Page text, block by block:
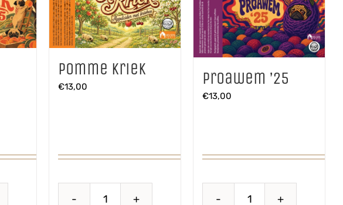
Pomme Kriek
€13,00 Proawem ’25
€13,00